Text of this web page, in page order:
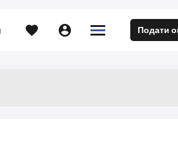
  

 Подати